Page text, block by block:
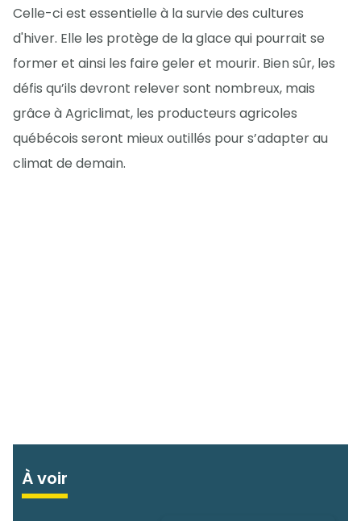
Celle-ci est essentielle à la survie des cultures
d'hiver. Elle les protège de la glace qui pourrait se
former et ainsi les faire geler et mourir. Bien sûr, les
défis qu’ils devront relever sont nombreux, mais
grâce à Agriclimat, les producteurs agricoles
québécois seront mieux outillés pour s’adapter au
climat de demain.
À voir